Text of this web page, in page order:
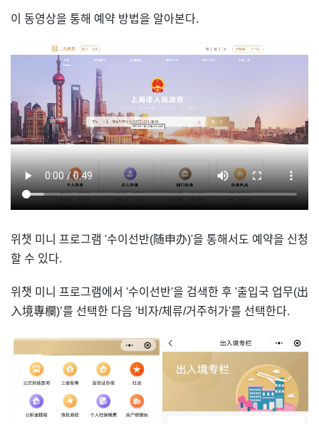
이 동영상을 통해 예약 방법을 알아본다.
위챗 미니 프로그램 '수이선반(随申办)'을 통해서도 예약을 신청
할 수 있다.
위챗 미니 프로그램에서 '수이선반'을 검색한 후 '출입국 업무(出
入境專欄)’를 선택한 다음 '비자/체류/거주허가'를 선택한다.